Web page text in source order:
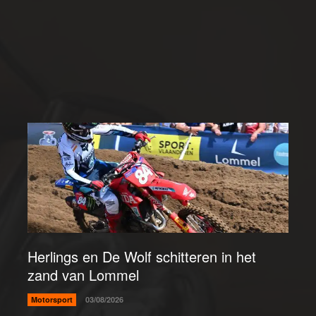
Herlings en De Wolf schitteren in het
zand van Lommel
Motorsport 03/08/2026